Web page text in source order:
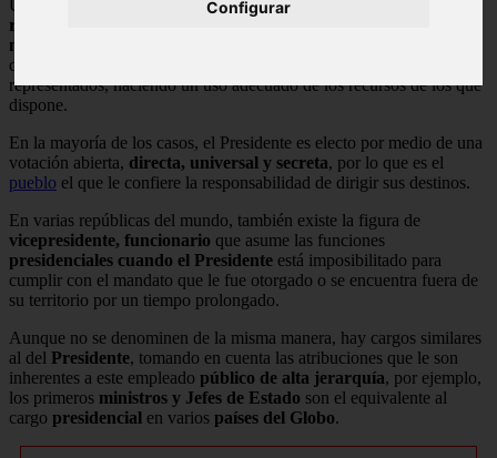
Configurar
Una de las
funciones principalesde quien ejerce este cargo es la
representación de su país
multinacional
contribuyan con el desarrollo integral y sostenible de sus
representados, haciendo un uso adecuado de los recursos de los que
dispone.
En la mayoría de los casos, el Presidente es electo por medio de una
votación abierta, directa, universal y secreta, por lo que es el
pueblo el que le confiere la responsabilidad de dirigir sus destinos.
En varias repúblicas del mundo, también existe la figura de
vicepresidente, funcionario que asume las funciones
presidenciales cuando el Presidente está imposibilitado para
cumplir con el mandato que le fue otorgado o se encuentra fuera de
su territorio por un tiempo prolongado.
Aunque no se denominen de la misma manera, hay cargos similares
al del Presidente, tomando en cuenta las atribuciones que le son
inherentes a este empleado público de alta jerarquía, por ejemplo,
los primeros ministros y Jefes de Estado son el equivalente al
cargo presidencial en varios países del Globo.